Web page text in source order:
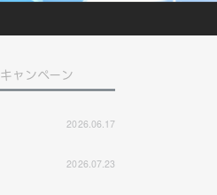
キャンペーン
2026.06.17
2026.07.23